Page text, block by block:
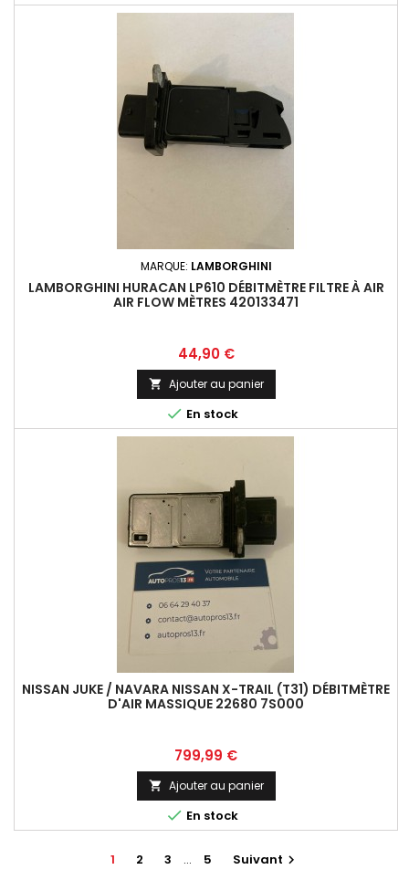
MARQUE: LAMBORGHINI
LAMBORGHINI HURACAN LP610 DÉBITMÈTRE FILTRE À AIR
AIR FLOW MÈTRES 420133471
Prix
44,90 €
 Ajouter au panier
 En stock
NISSAN JUKE / NAVARA NISSAN X-TRAIL (T31) DÉBITMÈTRE
D'AIR MASSIQUE 22680 7S000
Prix
799,99 €
 Ajouter au panier
 En stock
1 2 3 … 5 Suivant 